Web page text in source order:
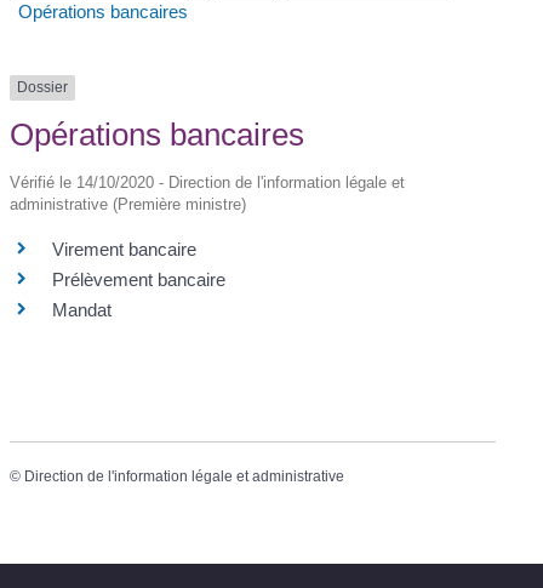
Opérations bancaires
Dossier
Opérations bancaires
Vérifié le 14/10/2020 - Direction de l'information légale et
administrative (Première ministre)
Virement bancaire
Prélèvement bancaire
Mandat
© Direction de l'information légale et administrative